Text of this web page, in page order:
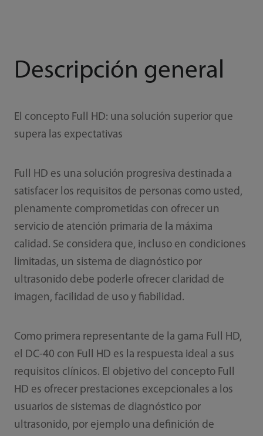
Descripción general
El concepto Full HD: una solución superior que
supera las expectativas
Full HD es una solución progresiva destinada a
satisfacer los requisitos de personas como usted,
plenamente comprometidas con ofrecer un
servicio de atención primaria de la máxima
calidad. Se considera que, incluso en condiciones
limitadas, un sistema de diagnóstico por
ultrasonido debe poderle ofrecer claridad de
imagen, facilidad de uso y fiabilidad.
Como primera representante de la gama Full HD,
el DC-40 con Full HD es la respuesta ideal a sus
requisitos clínicos. El objetivo del concepto Full
HD es ofrecer prestaciones excepcionales a los
usuarios de sistemas de diagnóstico por
ultrasonido, por ejemplo una definición de